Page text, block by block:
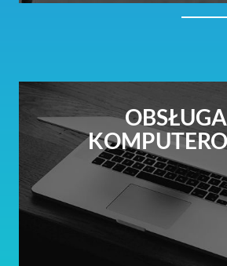
OBSŁUGA